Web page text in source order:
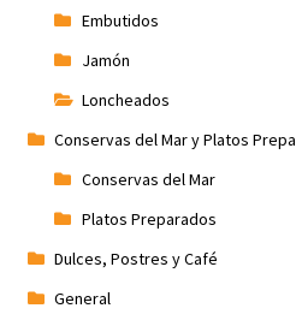
Embutidos
Jamón
Loncheados
Conservas del Mar y Platos
Conservas del Mar
Platos Preparados
Dulces, Postres y Café
General